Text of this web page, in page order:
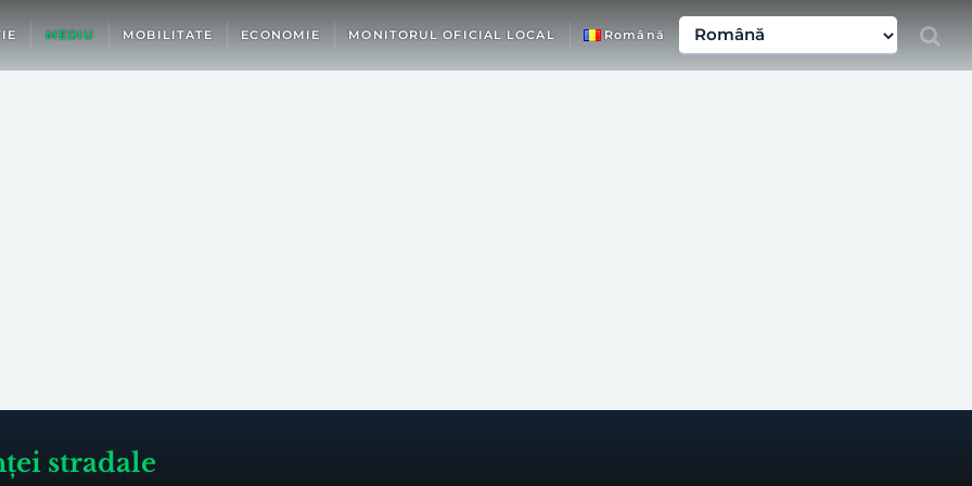
MEDIU MOBILITATE ECONOMIE MONITORUL OFICIAL LOCAL Română
stradale